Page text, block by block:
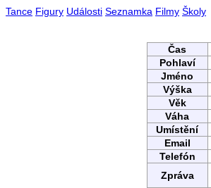
Tance Figury Události Seznamka Filmy Školy
Čas
Pohlaví
Jméno
Výška
Věk
Váha
Umístění
Email
Telefón
Zpráva